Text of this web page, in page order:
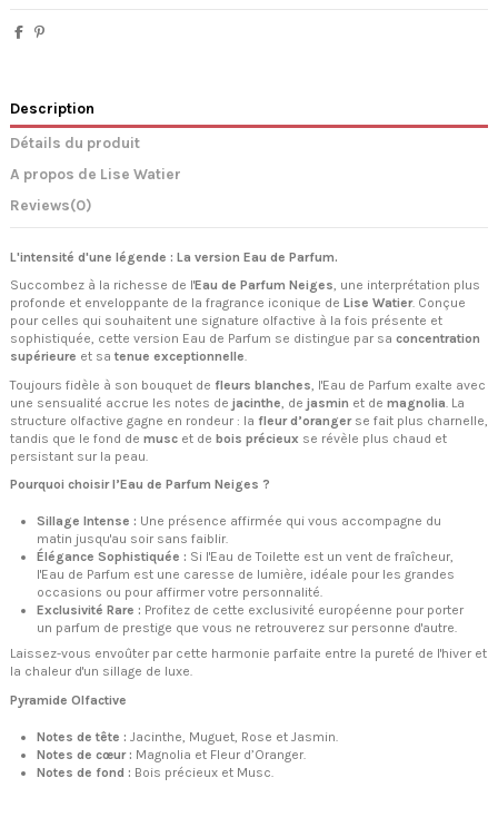
Description
Détails du produit
A propos de Lise Watier
Reviews(0)
L'intensité d'une légende : La version Eau de Parfum.
Succombez à la richesse de l'Eau de Parfum Neiges, une interprétation plus
profonde et enveloppante de la fragrance iconique de Lise Watier. Conçue
pour celles qui souhaitent une signature olfactive à la fois présente et
sophistiquée, cette version Eau de Parfum se distingue par sa concentration
supérieure et sa tenue exceptionnelle.
Toujours fidèle à son bouquet de fleurs blanches , l'Eau de Parfum exalte avec
une sensualité accrue les notes de jacinthe , de jasmin et de magnolia . La
structure olfactive gagne en rondeur : la fleur d’orangerse fait plus charnelle,
tandis que le fond de musc et de bois précieux se révèle plus chaud et
persistant sur la peau.
Pourquoi choisir l’Eau de Parfum Neiges ?
Sillage Intense : Une présence affirmée qui vous accompagne du
matin jusqu'au soir sans faiblir.
Élégance Sophistiquée : Si l'Eau de Toilette est un vent de fraîcheur,
l'Eau de Parfum est une caresse de lumière, idéale pour les grandes
occasions ou pour affirmer votre personnalité.
Exclusivité Rare : Profitez de cette exclusivité européenne pour porter
un parfum de prestige que vous ne retrouverez sur personne d'autre.
Laissez-vous envoûter par cette harmonie parfaite entre la pureté de l'hiver et
la chaleur d'un sillage de luxe.
Pyramide Olfactive
Notes de tête : Jacinthe, Muguet, Rose et Jasmin.
Notes de cœur : Magnolia et Fleur d’Oranger.
Notes de fond : Bois précieux et Musc.